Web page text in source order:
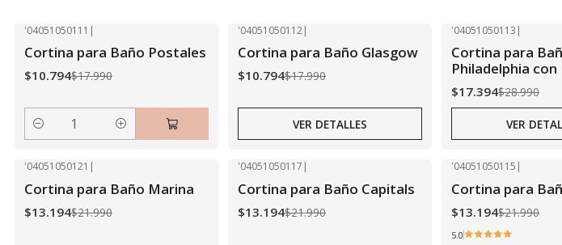
'04051050111 |
Cortina para Baño Postales
$10.794$17.990
Cantidad
'04051050112|
Cortina para Baño Glasgow
$10.794$17.990
VER DETALLES
Agotado
'04051050113 |
Cortina para
Philadelphia
$17.394$28.990
VER
Agotado
'04051050121 |
Cortina para Baño Marina
$13.194$21.990
Agotado
'04051050117 |
Cortina para Baño Capitals
$13.194$21.990
Agotado
'04051050115 |
Cortina para
$13.194$21.990
5.0